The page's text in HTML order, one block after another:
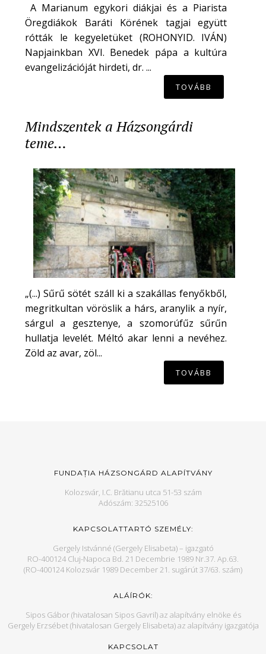
A Marianum egykori diákjai és a Piarista
Öregdiákok Baráti Körének tagjai együtt
rótták le kegyeletüket (ROHONYID. IVÁN)
Napjainkban XVI. Benedek pápa a kultúra
evangelizációját hirdeti, dr. ...
TOVÁBB
Mindszentek a Házsongárdi
teme…
„(...) Sűrű sötét száll ki a szakállas fenyőkből,
megritkultan vöröslik a hárs, aranylik a nyír,
sárgul a gesztenye, a szomorúfűz sűrűn
hullatja levelét. Méltó akar lenni a nevéhez.
Zöld az avar, zöl...
TOVÁBB
FUNDAȚIA HÁZSONGÁRD ALAPÍTVÁNY
Kolozsvár, I.C. Brătianu utca 51-53 szám
Adószám: 32525106
KAPCSOLATTARTÓ SZEMÉLY:
Gergely Istvánné (Gergely Elisabeta) – igazgató
RO-400124 Cluj-Napoca Bd. 21 Decembrie 1989 Nr.37. Ap.63.
(RO-400124 Kolozsvár 1989 December 21. sugárút 37/63. szám)
ALÁÍRÓK:
Sipos Gábor (hivatalosan Sipos Gavril) az alapítvány elnöke és
Gergely Erzsébet (hivatalosan Gergely Elisabeta) az alapítvány igazgatója
KAPCSOLAT